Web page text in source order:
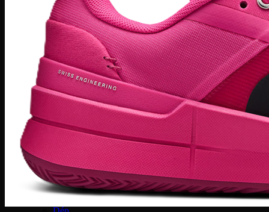
Saint Laurent
Givenchy
Coach
Christian Louboutin
Jimmy Choo
Mihara Yasuhiro
Nike Stussy
Fred Perry
Moncler
Versace
New Balance
Onitsuka Tiger
Phụ Kiện
PickleBall
Nước Hoa
Kinh mắt
Túi chính hãng